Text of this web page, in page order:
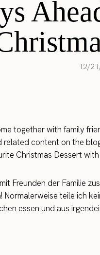
12/
together with family
content on the
Christmas Dessert
Freunden der Familie
Normalerweise teile ich
essen und aus